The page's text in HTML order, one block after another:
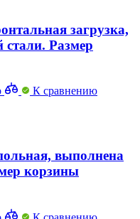
загрузка,
Размер
К сравнению
выполнена
корзины